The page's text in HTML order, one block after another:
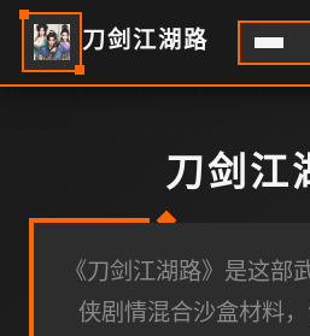
刀剑江湖路
刀剑江
《刀剑江湖路》是这部
侠剧情混合沙盒材料